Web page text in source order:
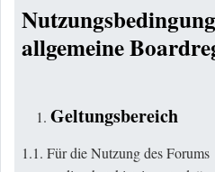
allgemeine
Geltungsbereich
1.1. Für die Nutzung des Forums